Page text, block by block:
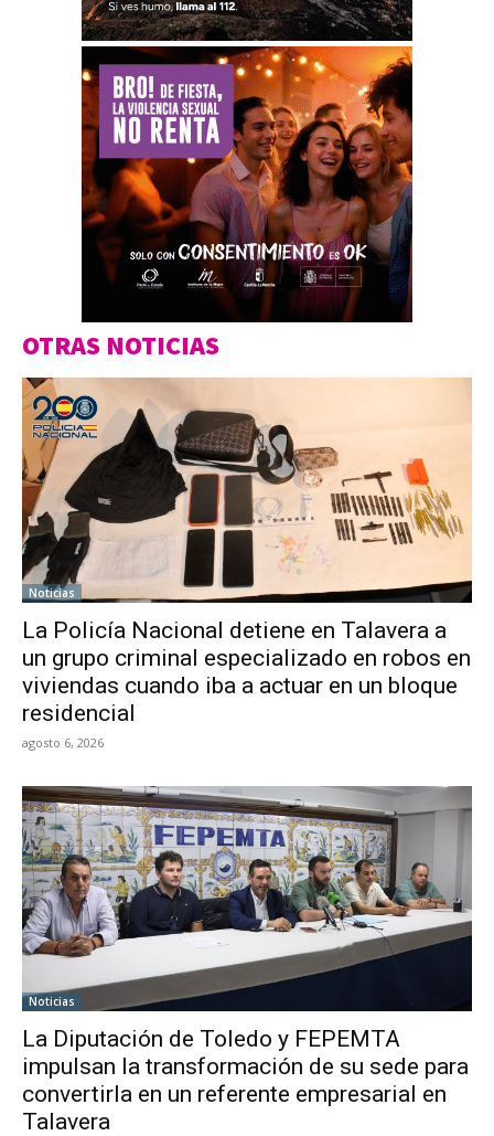
OTRAS NOTICIAS
Noticias
La Policía Nacional detiene en Talavera a
un grupo criminal especializado en robos en
viviendas cuando iba a actuar en un bloque
residencial
agosto 6, 2026
Noticias
La Diputación de Toledo y FEPEMTA
impulsan la transformación de su sede para
convertirla en un referente empresarial en
Talavera